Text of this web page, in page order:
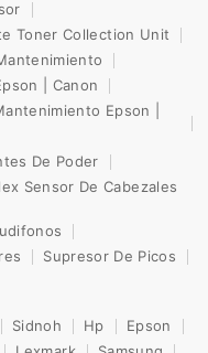
Toner Collection Unit
| Canon
Epson |
De Poder
Sensor De Cabezales
Supresor De Picos
Sidnoh Hp
Epson